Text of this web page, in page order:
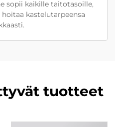
sopii kaikille taitotasoille,
kastelutarpeensa
tuotteet